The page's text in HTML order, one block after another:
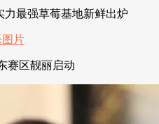
力最强草莓基地新鲜出炉
赛区靓丽启动